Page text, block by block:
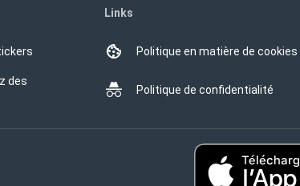
des
Links
Politique en matière de cookies
Politique de confidentialité